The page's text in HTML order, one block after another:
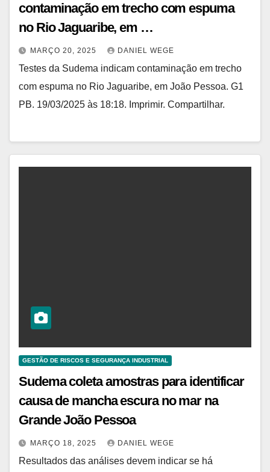
contaminação em trecho com espuma
no Rio Jaguaribe, em …
MARÇO 20, 2025 DANIEL WEGE
Testes da Sudema indicam contaminação em trecho
com espuma no Rio Jaguaribe, em João Pessoa. G1
PB. 19/03/2025 às 18:18. Imprimir. Compartilhar.
GESTÃO DE RISCOS E SEGURANÇA INDUSTRIAL
Sudema coleta amostras para identificar
causa de mancha escura no mar na
Grande João Pessoa
MARÇO 18, 2025 DANIEL WEGE
Resultados das análises devem indicar se há